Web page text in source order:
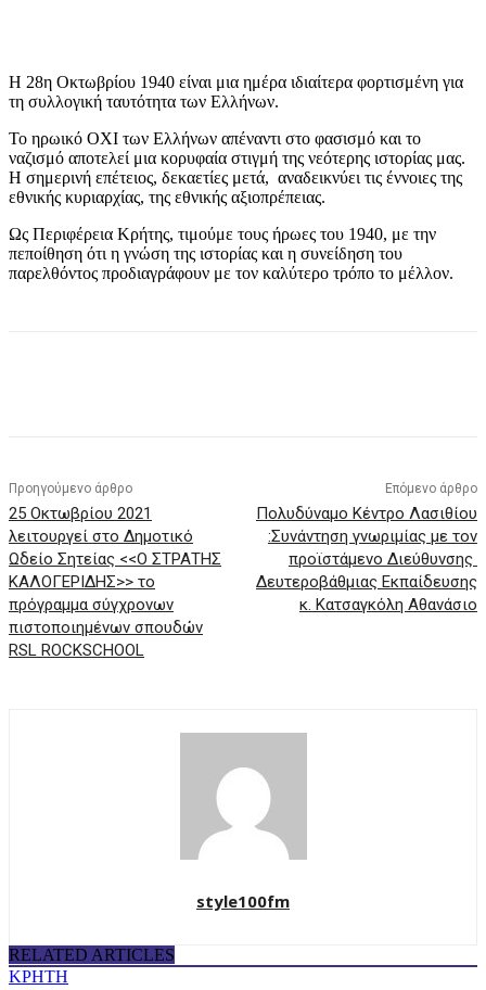
Η 28η Οκτωβρίου 1940 είναι μια ημέρα ιδιαίτερα φορτισμένη για
τη συλλογική ταυτότητα των Ελλήνων.
Το ηρωικό ΟΧΙ των Ελλήνων απέναντι στο φασισμό και το
ναζισμό αποτελεί μια κορυφαία στιγμή της νεότερης ιστορίας μας.
Η σημερινή επέτειος, δεκαετίες μετά, αναδεικνύει τις έννοιες της
εθνικής κυριαρχίας, της εθνικής αξιοπρέπειας.
Ως Περιφέρεια Κρήτης, τιμούμε τους ήρωες του 1940, με την
πεποίθηση ότι η γνώση της ιστορίας και η συνείδηση του
παρελθόντος προδιαγράφουν με τον καλύτερο τρόπο το μέλλον.
Προηγούμενο άρθρο
25 Οκτωβρίου 2021
λειτουργεί στο Δημοτικό
Ωδείο Σητείας <<Ο ΣΤΡΑΤΗΣ
ΚΑΛΟΓΕΡΙΔΗΣ>> το
πρόγραμμα σύγχρονων
πιστοποιημένων σπουδών
RSL ROCKSCHOOL
Επόμενο άρθρο
Πολυδύναμο Κέντρο Λασιθίου
:Συνάντηση γνωριμίας με τον
προϊστάμενο Διεύθυνσης
Δευτεροβάθμιας Εκπαίδευσης
κ. Κατσαγκόλη Αθανάσιο
style100fm
RELATED ARTICLES
ΚΡΗΤΗ